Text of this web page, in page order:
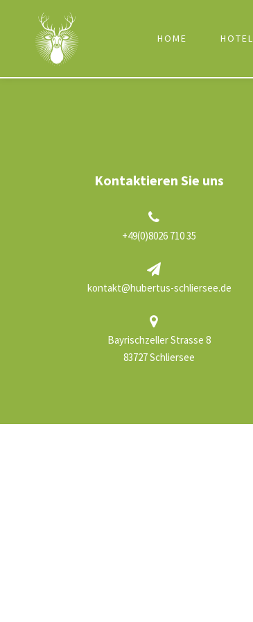
HOME HOTEL
Kontaktieren Sie uns
+49(0)8026 710 35
kontakt@hubertus-schliersee.de
Bayrischzeller Strasse 8
83727 Schliersee